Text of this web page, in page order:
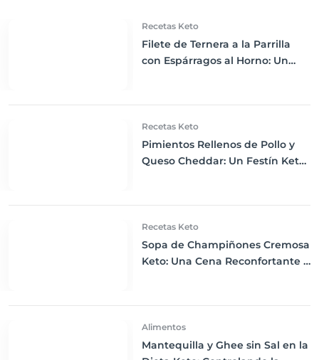
Recetas Keto
Filete de Ternera a la Parrilla
con Espárragos al Horno: Un
Recetas Keto
Pimientos Rellenos de Pollo y
Queso Cheddar: Un Festín Keto
Recetas Keto
Sopa de Champiñones Cremosa
Keto: Una Cena Reconfortante y
Alimentos
Mantequilla y Ghee sin Sal en la